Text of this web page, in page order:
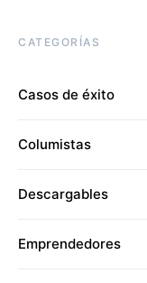
CATEGORÍAS
Casos de éxito
Columistas
Descargables
Emprendedores